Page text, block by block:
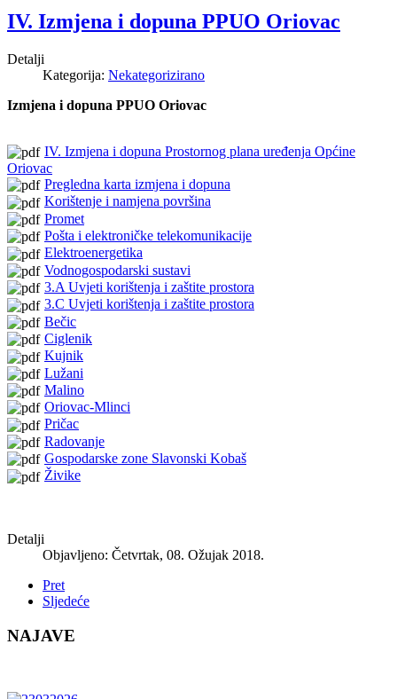
IV. Izmjena i dopuna PPUO Oriovac
Detalji
Kategorija: Nekategorizirano
Izmjena i dopuna PPUO Oriovac
IV. Izmjena i dopuna Prostornog plana uređenja Općine
Oriovac
Pregledna karta izmjena i dopuna
Korištenje i namjena površina
Promet
Pošta i elektroničke telekomunikacije
Elektroenergetika
Vodnogospodarski sustavi
3.A Uvjeti korištenja i zaštite prostora
3.C Uvjeti korištenja i zaštite prostora
Bečic
Ciglenik
Kujnik
Lužani
Malino
Oriovac-Mlinci
Pričac
Radovanje
Gospodarske zone Slavonski Kobaš
Živike
Detalji
Objavljeno: Četvrtak, 08. Ožujak 2018.
Pret
Sljedeće
NAJAVE